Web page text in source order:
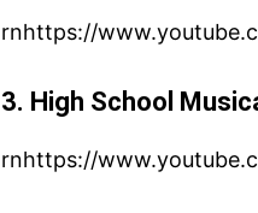
rnhttps://
3. High School
rnhttps://